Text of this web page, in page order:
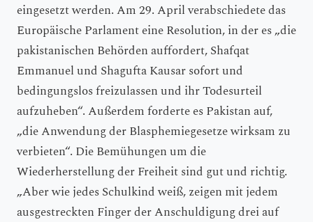
eingesetzt werden. Am 29. April verabschiedete das
Europäische Parlament eine Resolution, in der es „die
pakistanischen Behörden auffordert, Shafqat
Emmanuel und Shagufta Kausar sofort und
bedingungslos freizulassen und ihr Todesurteil
aufzuheben“. Außerdem forderte es Pakistan auf,
„die Anwendung der Blasphemiegesetze wirksam zu
verbieten“. Die Bemühungen um die
Wiederherstellung der Freiheit sind gut und richtig.
„Aber wie jedes Schulkind weiß, zeigen mit jedem
ausgestreckten Finger der Anschuldigung drei auf